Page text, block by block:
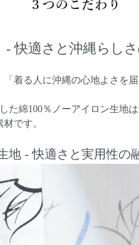
- 快適さと沖縄らし
「着る人に沖縄の心地よさを
た綿100％ノーアイロン生地
です。
地 - 快適さと実用性の